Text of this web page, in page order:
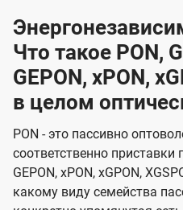
Что такое PON,
GEPON, xPON,
в целом
PON - это пассивно
соответственно приставки
GEPON, xPON, xGPON,
какому виду семейства